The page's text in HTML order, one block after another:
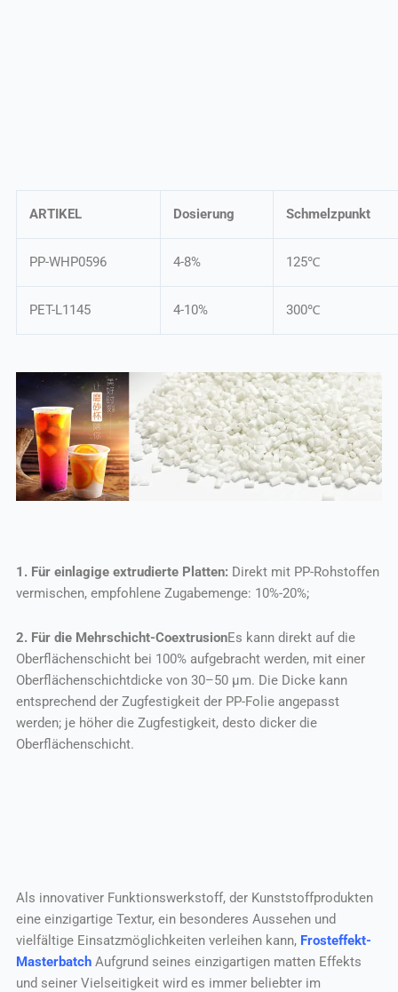
ARTIKEL Dosierung Schmelzpunkt
PP-WHP0596 4-8% 125℃
PET-L1145 4-10% 300℃
1. Für einlagige extrudierte Platten: Direkt mit PP-Rohstoffen
vermischen, empfohlene Zugabemenge: 10%-20%;
2. Für die Mehrschicht-CoextrusionEs kann direkt auf die
Oberflächenschicht bei 100% aufgebracht werden, mit einer
Oberflächenschichtdicke von 30–50 µm. Die Dicke kann
entsprechend der Zugfestigkeit der PP-Folie angepasst
werden; je höher die Zugfestigkeit, desto dicker die
Oberflächenschicht.
Als innovativer Funktionswerkstoff, der Kunststoffprodukten
eine einzigartige Textur, ein besonderes Aussehen und
vielfältige Einsatzmöglichkeiten verleihen kann, Frosteffekt-
MasterbatchAufgrund seines einzigartigen matten Effekts
und seiner Vielseitigkeit wird es immer beliebter im